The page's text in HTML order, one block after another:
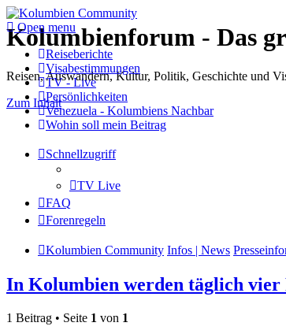
Kolumbienforum - Das
Reisen, Auswandern, Kultur, Politik, Geschichte und
Zum Inhalt
Open menu
Reiseberichte
Visabestimmungen
TV - Live
Persönlichkeiten
Venezuela - Kolumbiens Nachbar
Wohin soll mein Beitrag
Schnellzugriff
TV Live
FAQ
Forenregeln
Kolumbien Community Infos | News
In Kolumbien werden täglich vier
1 Beitrag • Seite 1 von 1